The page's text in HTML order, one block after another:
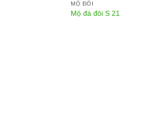
MỘ ĐÔI
Mộ đá đôi S 21